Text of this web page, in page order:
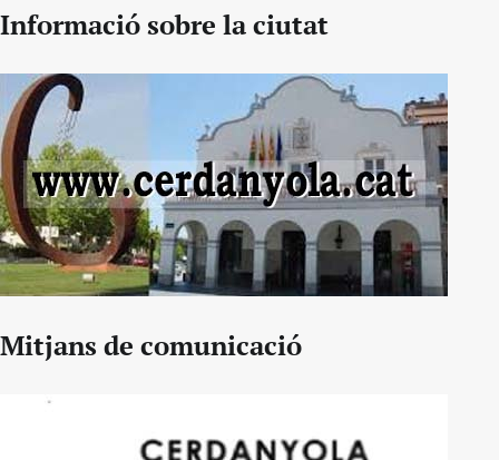
Informació sobre la ciutat
Mitjans de comunicació